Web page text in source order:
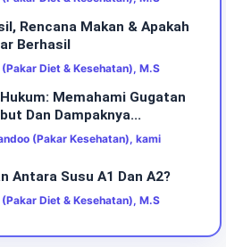
Rencana Makan & Apakah
Berhasil
Diet & Kesehatan), M.S
Memahami Gugatan
Dan Dampaknya...
(Pakar Kesehatan), kami
Antara Susu A1 Dan A2?
Diet & Kesehatan), M.S